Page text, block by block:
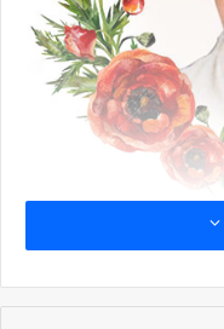
زندگینامه